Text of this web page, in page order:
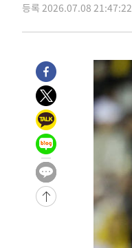
등록 2026.07.08 21:47:22